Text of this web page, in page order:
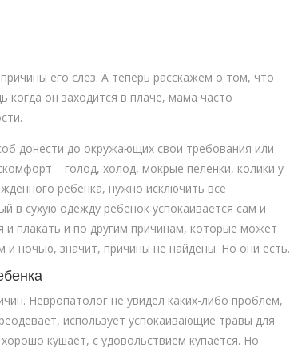
его слез. А теперь расскажем о том, что
когда он заходится в плаче, мама часто
донести до окружающих свои требования или
– голод, холод, мокрые пеленки, колики у
ребенка, нужно исключить все
в сухую одежду ребенок успокаивается сам и
плакать и по другим причинам, которые может
и ночью, значит, причины не найдены. Но они есть.
Невропатолог не увидел каких-либо проблем,
использует успокаивающие травы для
кушает, с удовольствием купается. Но